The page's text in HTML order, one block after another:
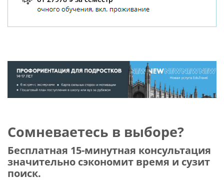
Сомневаетесь в выборе?
Бесплатная 15-минутная консультация
значительно сэкономит время и сузит
поиск.